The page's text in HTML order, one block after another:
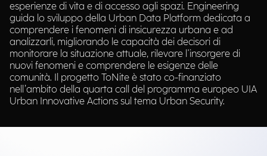
esperienze di vita e di accesso agli spazi. Engineering
guida lo sviluppo della Urban Data Platform dedicata a
comprendere i fenomeni di insicurezza urbana e ad
analizzarli, migliorando le capacità dei decisori di
monitorare la situazione attuale, rilevare l'insorgere di
nuovi fenomeni e comprendere le esigenze delle
comunità. Il progetto ToNite è stato co-finanziato
nell’ambito della quarta call del programma europeo UIA
Urban Innovative Actions sul tema Urban Security.